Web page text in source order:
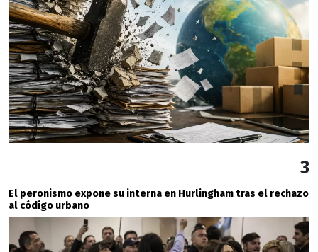
3
El peronismo expone su interna en Hurlingham tras el rechazo
al código urbano